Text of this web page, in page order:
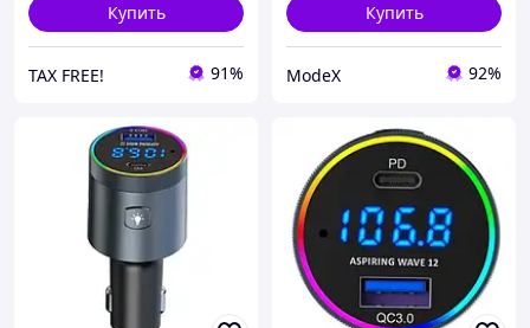
Купить
TAX FREE! 91%
Купить
ModeX 92%